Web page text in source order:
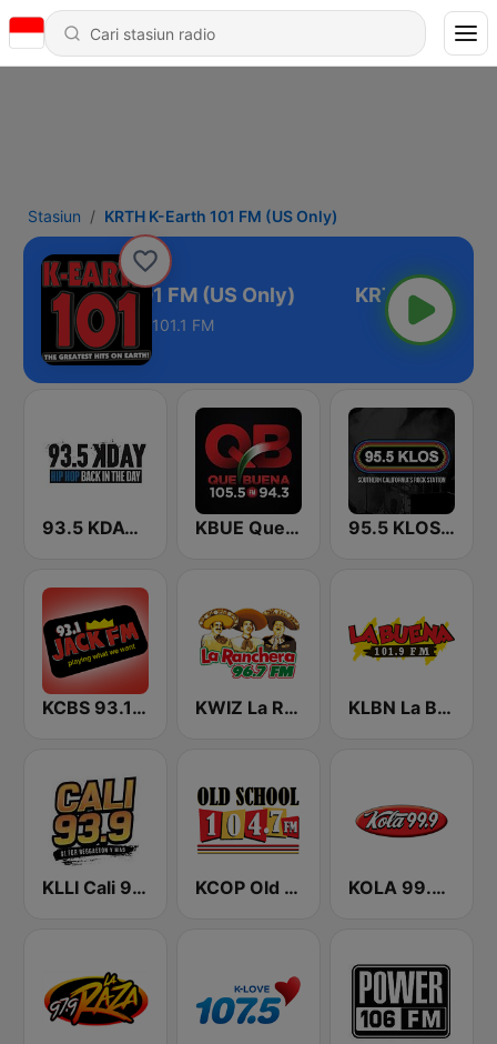
Stasiun KRTH K-Earth 101 FM (US Only)
K-Earth 101 FM (US Only)
101.1 FM
93.5 KDAY FM KBUE Que Buena 105.5 / 94.3 FM (US Only) 95.5 KLOS FM
KCBS 93.1 Jack FM (US Only) KWIZ La Ranchera 96.7 FM (US Only) KLBN La Buena 101.9 FM
KLLI Cali 93.9 FM KCOP Old School 104.7 FM KOLA 99.9 FM